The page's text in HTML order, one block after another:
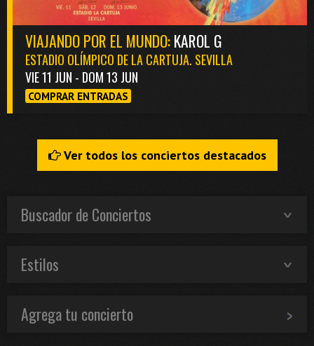
VIAJANDO POR EL MUNDO:KAROL G
ESTADIO OLÍMPICO DE LA CARTUJA. SEVILLA
VIE 11 JUN - DOM 13 JUN
COMPRAR ENTRADAS
Ver todos los conciertos destacados
Buscador de Conciertos
Estilos
Agrega tu concierto